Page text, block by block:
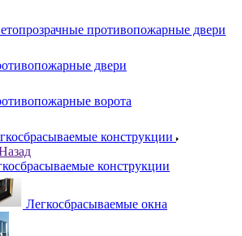
противопожарные двери
двери
ворота
конструкции
конструкции
Легкосбрасываемые окна